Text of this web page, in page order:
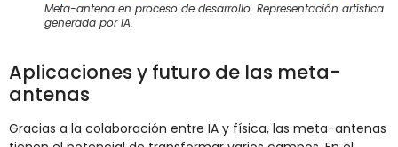
Meta-antena en proceso de desarrollo. Representación artística
generada por IA.
Aplicaciones y futuro de las meta-
antenas
Gracias a la colaboración entre IA y física, las meta-antenas